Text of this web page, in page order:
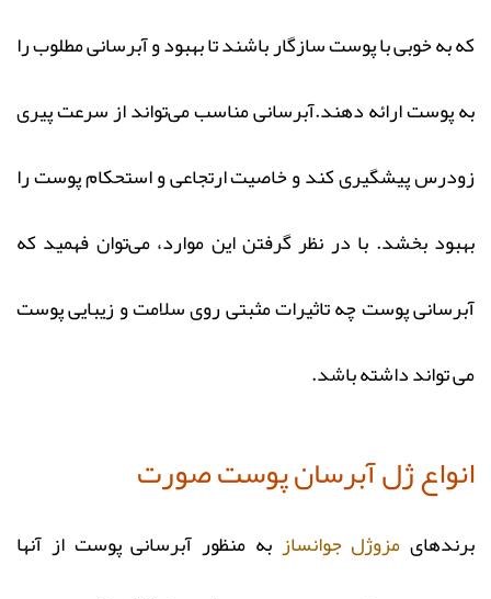
که به خوبی با پوست سازگار باشند تا بهبود و آبرسانی مطلوب را
به پوست ارائه دهند.آبرسانی مناسب می‌تواند از سرعت پیری
زودرس پیشگیری کند و خاصیت ارتجاعی و استحکام پوست را
بهبود بخشد. با در نظر گرفتن این موارد، می‌توان فهمید که
آبرسانی پوست چه تاثیرات مثبتی روی سلامت و زیبایی پوست
می‌ تواند داشته باشد.
انواع ژل آبرسان پوست صورت
برندهای مزوژل جوانساز به منظور آبرسانی پوست از آنها